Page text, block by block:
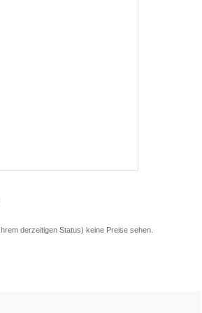
derzeitigen Status) keine Preise sehen.